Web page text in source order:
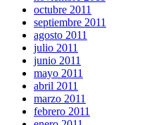
octubre 2011
septiembre 2011
agosto 2011
julio 2011
junio 2011
mayo 2011
abril 2011
marzo 2011
febrero 2011